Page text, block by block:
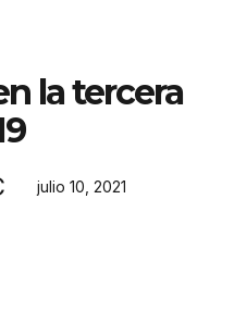
la tercera
julio 10, 2021